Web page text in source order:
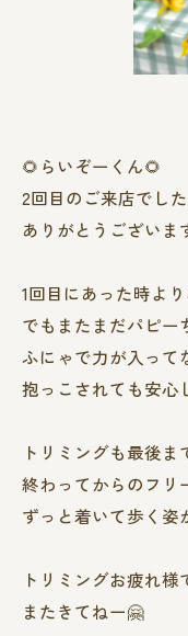
🌻らいぞーくん🌻
2回目のご来店でし
ありがとうございま
1回目にあった時よ
でもまたまだパピー
ふにゃで力が入って
抱っこされても安心
トリミングも最後
終わってからのフリ
ずっと着いて歩く姿
トリミングお疲れ様
またきてねー🤗